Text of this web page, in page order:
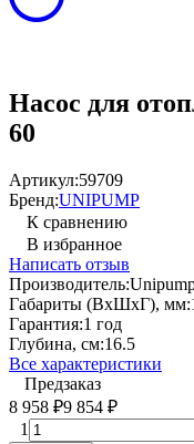
Насос для
60
Артикул:59709
Бренд:UNIPUMP
К сравнению
В избранное
Написать отзыв
Производитель:
Габариты (ВхШхГ), мм:
Гарантия:1 год
Глубина, см:16.5
Все характеристики
Предзаказ
8 958 ₽9 854 ₽
1